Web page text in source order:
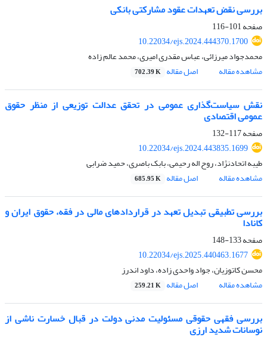
بررسی نقض تعهدات عقود مشارکتی بانکی
صفحه101-116
10.22034/ejs.2024.444370.1700
محمدجواد میرزائی، عباس مقدری امیری، محمد عالم زاده
مشاهده مقاله
اصل مقاله 702.39 K
نقش سیاست‌گذاری عمومی در تحقق عدالت توزیعی از منظر حقوق
عمومی اقتصادی
صفحه117-132
10.22034/ejs.2024.443835.1699
طیبه اتحادنژاد، روح اله رحیمی، بابک باصری، حمید ضرابی
مشاهده مقاله
اصل مقاله 685.95 K
بررسی تطبیقی تبدیل تعهد در قراردادهای مالی در فقه، حقوق ایران و
کانادا
صفحه133-148
10.22034/ejs.2025.440463.1677
محسن کاتوزیان، جواد واحدی زاده، داود اندرز
مشاهده مقاله
اصل مقاله 259.21 K
بررسی فقهی حقوقی مسئولیت مدنی دولت در قبال خسارت ناشی از
نوسانات شدید ارزی